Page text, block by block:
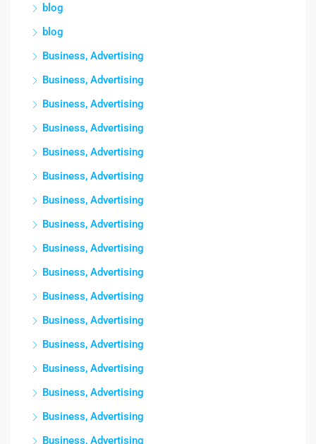
blog
blog
Business, Advertising
Business, Advertising
Business, Advertising
Business, Advertising
Business, Advertising
Business, Advertising
Business, Advertising
Business, Advertising
Business, Advertising
Business, Advertising
Business, Advertising
Business, Advertising
Business, Advertising
Business, Advertising
Business, Advertising
Business, Advertising
Business, Advertising